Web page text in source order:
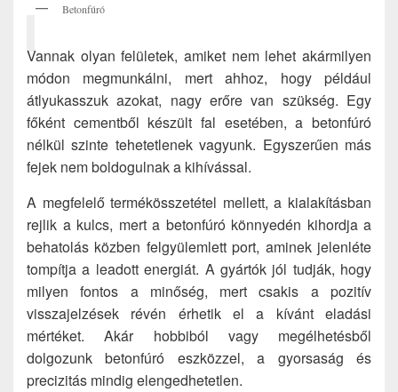
Betonfúró
Vannak olyan felületek, amiket nem lehet akármilyen
módon megmunkálni, mert ahhoz, hogy például
átlyukasszuk azokat, nagy erőre van szükség. Egy
főként cementből készült fal esetében, a betonfúró
nélkül szinte tehetetlenek vagyunk. Egyszerűen más
fejek nem boldogulnak a kihívással.
A megfelelő termékösszetétel mellett, a kialakításban
rejlik a kulcs, mert a betonfúró könnyedén kihordja a
behatolás közben felgyülemlett port, aminek jelenléte
tompítja a leadott energiát. A gyártók jól tudják, hogy
milyen fontos a minőség, mert csakis a pozitív
visszajelzések révén érhetik el a kívánt eladási
mértéket. Akár hobbiból vagy megélhetésből
dolgozunk betonfúró eszközzel, a gyorsaság és
precizitás mindig elengedhetetlen.